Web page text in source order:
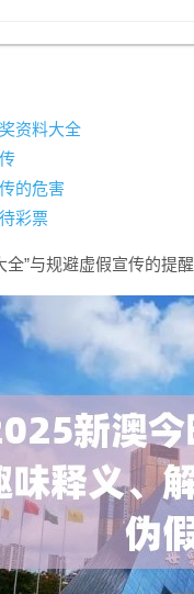
资料大全
的危害
彩票
”与规避虚假宣传的提醒